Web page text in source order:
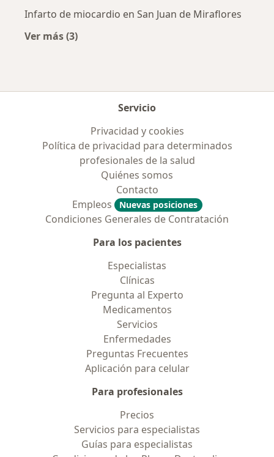
Infarto de miocardio en San Juan de Miraflores
Ver más (3)
Servicio
Privacidad y cookies
Política de privacidad para determinados
profesionales de la salud
Quiénes somos
Contacto
Empleos
Nuevas posiciones
Condiciones Generales de Contratación
Para los pacientes
Especialistas
Clínicas
Pregunta al Experto
Medicamentos
Servicios
Enfermedades
Preguntas Frecuentes
Aplicación para celular
Para profesionales
Precios
Servicios para especialistas
Guías para especialistas